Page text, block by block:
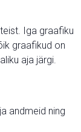
Iga graafiku
graafikud on
aja järgi.
andmeid ning